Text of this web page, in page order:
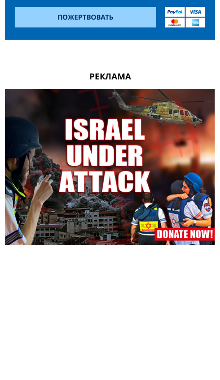
ПОЖЕРТВОВАТЬ
РЕКЛАМА